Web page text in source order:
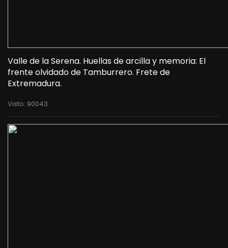
Valle de la Serena. Huellas de arcilla y memoria: El
frente olvidado de Tamburrero. Frete de
Extremadura.
Visto: 90043